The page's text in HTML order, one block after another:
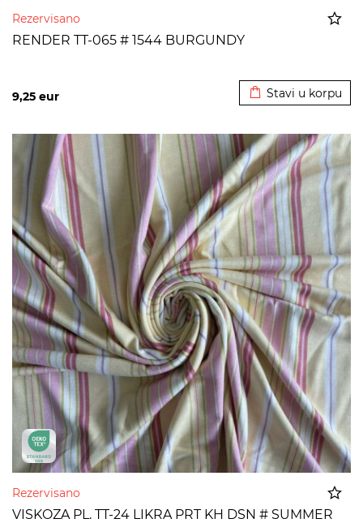
Rezervisano
RENDER TT-065 # 1544 BURGUNDY
9,25 eur Stavi u korpu
Rezervisano
VISKOZA PL. TT-24 LIKRA PRT KH DSN # SUMMER